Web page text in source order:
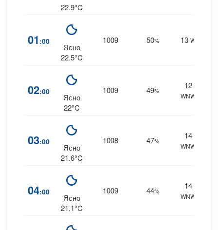
22.9°C
01 :00
Ясно
22.5°C
1009 50% 13 W
02:00
Ясно
22°C
1009 49%
12
WNW
03:00
Ясно
21.6°C
1008 47%
14
WNW
04:00
Ясно
21.1°C
1009 44%
14
WNW